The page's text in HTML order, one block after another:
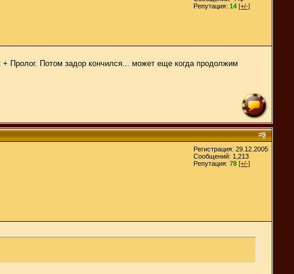
Репутация: 14 [+/-]
Пролог. Потом задор кончился... может еще когда продолжим
#9
Регистрация: 29.12.2005
Сообщений: 1,213
Репутация: 78 [+/-]